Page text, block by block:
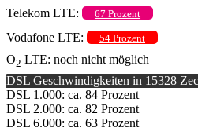
Telekom LTE:
67 Prozent
Vodafone LTE: 54 Prozent
O2 LTE: noch nicht möglich
DSL Geschwindigkeiten in 15328
DSL 1.000: ca. 84 Prozent
DSL 2.000: ca. 82 Prozent
DSL 6.000: ca. 63 Prozent